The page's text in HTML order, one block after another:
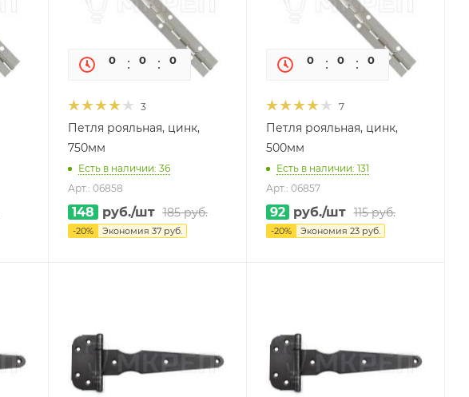
0 0 0 0 0
3
Петля рояльная, цинк,
750мм
Есть в наличии: 36
Арт.: 06858
148 руб./шт 185руб.
-20% Экономия 37руб.
0 0 0 0
7
Петля рояльная, цинк,
500мм
Есть в наличии: 131
Арт.: 06857
92 руб./шт 115руб.
-20% Экономия 23руб.